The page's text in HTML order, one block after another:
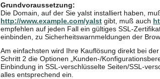
Grundvoraussetzung:
Die Domain, auf der Sie yalst installiert haben,
http://www.example.com/yalst gibt, muß auch
empfehlen auf jeden Fall ein gültiges SSL-
einbinden, zu Sicherheitswarnmeldungen der
Am einfachsten wird Ihre Kauflösung direkt bei
Schritt 2 die Optionen „Kunden-/
Einbindung in SSL-verschlüsselte Seiten/SSL-
alles entsprechend ein.